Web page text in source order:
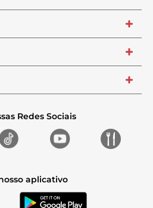
+
+
+
Redes Sociais
aplicativo